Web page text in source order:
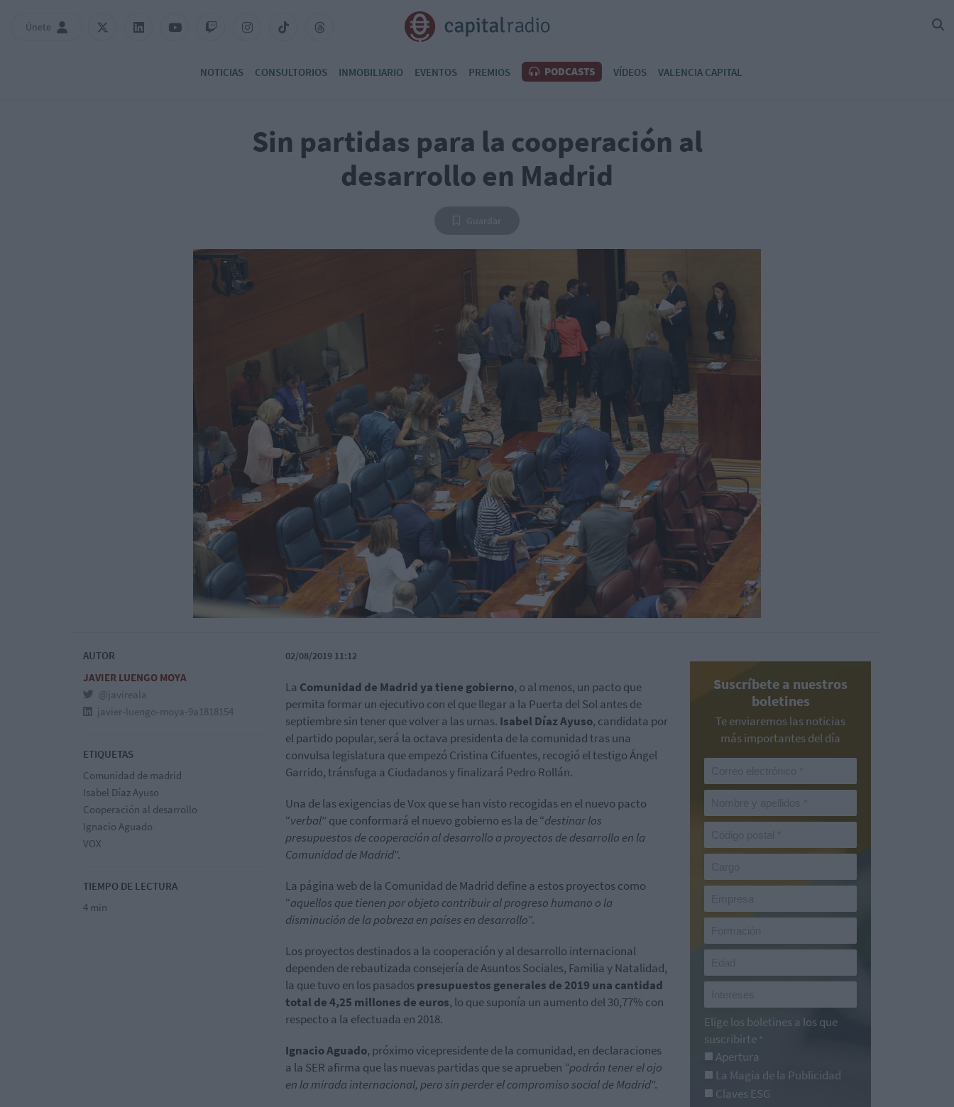
Únete
NOTICIAS CONSULTORIOS INMOBILIARIO EVENTOS PREMIOS PODCASTS VÍDEOS VALENCIA CAPITAL
Sin partidas para la cooperación al
desarrollo en Madrid
AUTOR
JAVIER LUENGO MOYA
@javireala
javier-luengo-moya-9a1818154
ETIQUETAS
Comunidad de madrid
Isabel Díaz Ayuso
Cooperación al desarrollo
Ignacio Aguado
VOX
TIEMPO DE LECTURA
4 min
02/08/2019 11:12
La Comunidad de Madrid ya tiene gobierno, o al menos, un pacto que
permita formar un ejecutivo con el que llegar a la Puerta del Sol antes de
septiembre sin tener que volver a las urnas. Isabel Díaz Ayuso, candidata por
el partido popular, será la octava presidenta de la comunidad tras una
convulsa legislatura que empezó Cristina Cifuentes, recogió el testigo Ángel
Garrido, tránsfuga a Ciudadanos y finalizará Pedro Rollán.
Una de las exigencias de Vox que se han visto recogidas en el nuevo pacto
“verbal” que conformará el nuevo gobierno es la de “destinar los
presupuestos de cooperación al desarrollo a proyectos de desarrollo en la
Comunidad de Madrid”.
La página web de la Comunidad de Madrid define a estos proyectos como
“aquellos que tienen por objeto contribuir al progreso humano o la
disminución de la pobreza en países en desarrollo”.
Los proyectos destinados a la cooperación y al desarrollo internacional
dependen de rebautizada consejería de Asuntos Sociales, Familia y Natalidad,
la que tuvo en los pasadospresupuestos generales de 2019 una cantidad
total de 4,25 millones de euros, lo que suponía un aumento del 30,77% con
respecto a la efectuada en 2018.
Ignacio Aguado, próximo vicepresidente de la comunidad, en declaraciones
a la SER afirma que las nuevas partidas que se aprueben “podrán tener el ojo
en la mirada internacional, pero sin perder el compromiso social de Madrid”.
Suscríbete a nuestros
boletines
Te enviaremos las noticias
más importantes del día
Elige los boletines a los que
suscribirte *
Apertura
La Magia de la Publicidad
Claves ESG